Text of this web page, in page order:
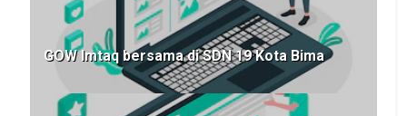
GOW Imtaq bersama di SDN 19 Kota Bima